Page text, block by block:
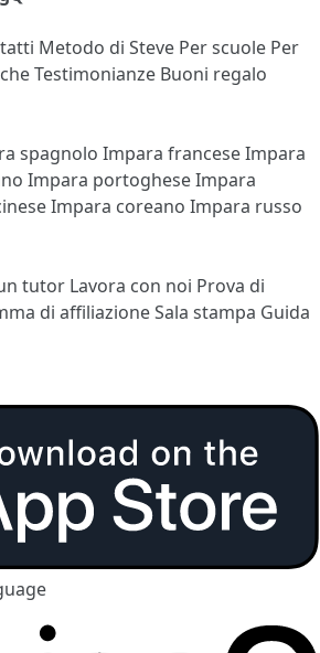
Metodo di Steve Per scuole Per
Testimonianze Buoni regalo
spagnolo Impara franceseImpara
Impara portogheseImpara
Impara coreano Impara russo
tutor Lavora con noi Prova di
di affiliazioneSala stampa Guida